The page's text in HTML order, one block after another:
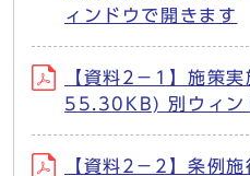
ィンドウで開きます
【資料2－1】施策
55.30KB) 別ウィン
【資料2－2】条例